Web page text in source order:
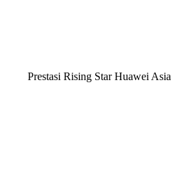
Prestasi Rising Star Huawei Asia